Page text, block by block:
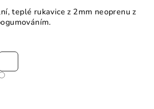
teplé rukavice z 2mm neoprenu z